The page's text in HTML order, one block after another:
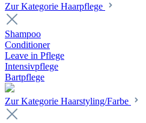
Zur Kategorie Haarpflege
Shampoo
Conditioner
Leave in Pflege
Intensivpflege
Bartpflege
Zur Kategorie Haarstyling/Farbe